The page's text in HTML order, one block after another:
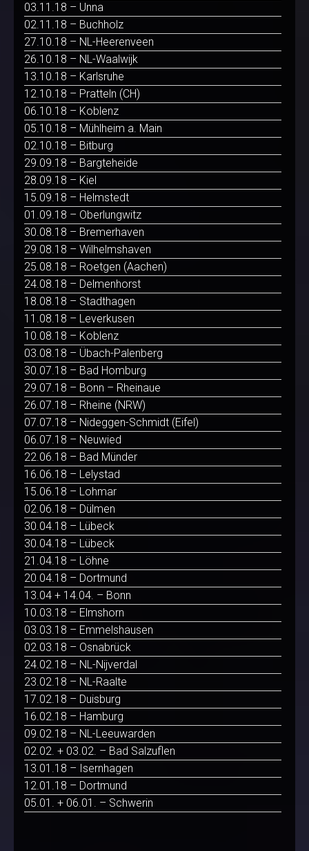
03.11.18 – Unna
02.11.18 – Buchholz
27.10.18 – NL-Heerenveen
26.10.18 – NL-Waalwijk
13.10.18 – Karlsruhe
12.10.18 – Pratteln (CH)
06.10.18 – Koblenz
05.10.18 – Mühlheim a. Main
02.10.18 – Bitburg
29.09.18 – Bargteheide
28.09.18 – Kiel
15.09.18 – Helmstedt
01.09.18 – Oberlungwitz
30.08.18 – Bremerhaven
29.08.18 – Wilhelmshaven
25.08.18 – Roetgen (Aachen)
24.08.18 – Delmenhorst
18.08.18 – Stadthagen
11.08.18 – Leverkusen
10.08.18 – Koblenz
03.08.18 – Übach-Palenberg
30.07.18 – Bad Homburg
29.07.18 – Bonn – Rheinaue
26.07.18 – Rheine (NRW)
07.07.18 – Nideggen-Schmidt (Eifel)
06.07.18 – Neuwied
22.06.18 – Bad Münder
16.06.18 – Lelystad
15.06.18 – Lohmar
02.06.18 – Dülmen
30.04.18 – Lübeck
30.04.18 – Lübeck
21.04.18 – Löhne
20.04.18 – Dortmund
13.04 + 14.04. – Bonn
10.03.18 – Elmshorn
03.03.18 – Emmelshausen
02.03.18 – Osnabrück
24.02.18 – NL-Nijverdal
23.02.18 – NL-Raalte
17.02.18 – Duisburg
16.02.18 – Hamburg
09.02.18 – NL-Leeuwarden
02.02. + 03.02. – Bad Salzuflen
13.01.18 – Isernhagen
12.01.18 – Dortmund
05.01. + 06.01. – Schwerin